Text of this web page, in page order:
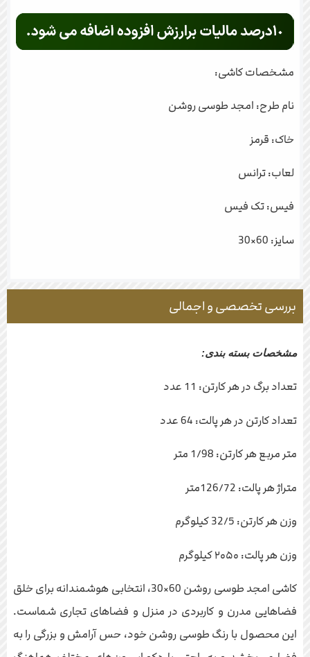
مشخصات کاشی:
نام طرح: امجد طوسی روشن
خاک: قرمز
لعاب: ترانس
فیس: تک فیس
سایز: 60×30
بررسی تخصصی و اجمالی
مشخصات بسته بندی:
تعداد برگ در هر کارتن: 11 عدد
تعداد کارتن در هر پالت: 64 عدد
متر مربع هر کارتن: 1/98 متر
متراژ هر پالت: 126/72متر
وزن هر کارتن: 32/5 کیلوگرم
وزن هر پالت: ۲۰۵۰ کیلوگرم
کاشی امجد طوسی روشن 60×30، انتخابی هوشمندانه برای خلق
فضاهایی مدرن و کاربردی در منزل و فضاهای تجاری شماست.
این محصول با رنگ طوسی روشن خود، حس آرامش و بزرگی را به